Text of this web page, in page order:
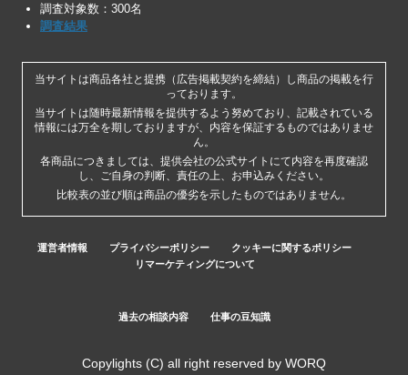
調査対象数：300名
調査結果
当サイトは商品各社と提携（広告掲載契約を締結）し商品の掲載を行
っております。
当サイトは随時最新情報を提供するよう努めており、記載されている
情報には万全を期しておりますが、内容を保証するものではありませ
ん。
各商品につきましては、提供会社の公式サイトにて内容を再度確認
し、ご自身の判断、責任の上、お申込みください。
比較表の並び順は商品の優劣を示したものではありません。
運営者情報 プライバシーポリシー
クッキーに関するポリシー
リマーケティングについて
過去の相談内容 仕事の豆知識
Copylights (C) all right reserved by WORQ